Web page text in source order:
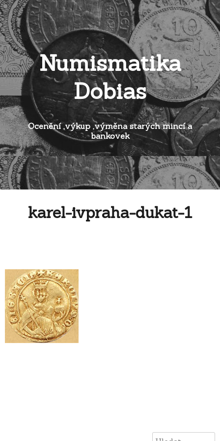
Numismatika
Dobias
Ocenění ,výkup ,výměna starých mincí a
bankovek
karel-ivpraha-dukat-1